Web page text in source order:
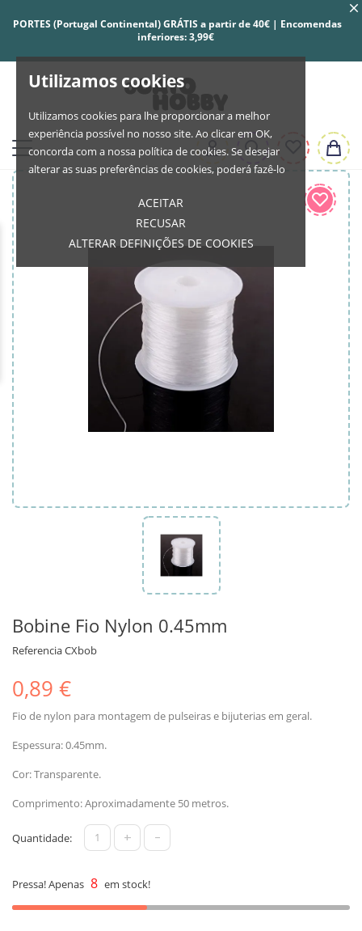
Utilizamos cookies
Utilizamos cookies para lhe proporcionar a melhor
experiência possível no nosso site. Ao clicar em OK,
concorda com a nossa política de cookies. Se desejar
alterar as suas preferências de cookies, poderá fazê-lo
ACEITAR
RECUSAR
ALTERAR DEFINIÇÕES DE COOKIES
PORTES (Portugal Continental) GRÁTIS a partir de 40€ | Encomendas
inferiores: 3,99€
Bobine Fio Nylon 0.45mm
ReferenciaCXbob
0,89 €
Fio de nylon para montagem de pulseiras e bijuterias em geral.
Espessura: 0.45mm.
Cor: Transparente.
Comprimento: Aproximadamente 50 metros.
Quantidade: + -
Pressa! Apenas 8 em stock!